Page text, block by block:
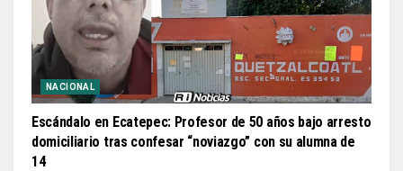
NACIONAL
Escándalo en Ecatepec: Profesor de 50 años bajo arresto
domiciliario tras confesar “noviazgo” con su alumna de
14